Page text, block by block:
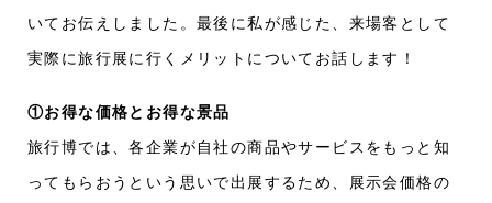
いてお伝えしました。最後に私が感じた、来場客として
実際に旅行展に行くメリットについてお話します！
①お得な価格とお得な景品
旅行博では、各企業が自社の商品やサービスをもっと知
ってもらおうという思いで出展するため、展示会価格の